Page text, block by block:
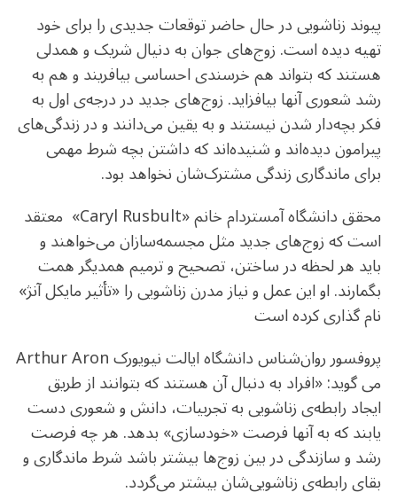
پیوند زناشویی در حال حاضر توقعات جدیدی را برای خود
تهیه دیده است. زوج‌های جوان به دنیال شریک و همدلی
هستند که بتواند هم خرسندی احساسی بیافریند و هم به
رشد شعوری آنها بیافزاید. زوج‌های جدید در درجه‌ی اول به
فکر بچه‌دار شدن نیستند و به یقین می‌دانند و در زندگی‌های
پیرامون دیده‌اند و شنیده‌اند که داشتن بچه شرط مهمی
برای ماندگاری زندگی مشترک‌شان نخواهد بود.
محقق دانشگاه آمستردام خانم «Caryl Rusbult» معتقد
است که زوج‌های جدید مثل مجسمه‌سازان می‌خواهند و
باید هر لحظه در ساختن، تصحیح و ترمیم همدیگر همت
بگمارند. او این عمل و نیاز مدرن زناشویی را «تأثیر مایکل آنژ»
نام گذاری کرده است
پروفسور روان‌شناس دانشگاه ایالت نیویورک Arthur Aron
می گوید: «افراد به دنبال آن هستند که بتوانند از طریق
ایجاد رابطه‌ی زناشویی به تجربیات، دانش و شعوری دست
یابند که به آنها فرصت «خودسازی» بدهد. هر چه فرصت
رشد و سازندگی در بین زوج‌ها بیشتر باشد شرط ماندگاری و
بقای رابطه‌ی زناشویی‌شان بیشتر می‌گردد.